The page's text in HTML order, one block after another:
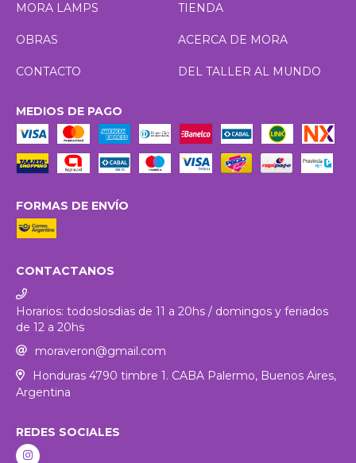
MORA LAMPS
TIENDA
OBRAS ACERCA DE MORA
CONTACTO DEL TALLER AL MUNDO
MEDIOS DE PAGO
FORMAS DE ENVÍO
CONTACTANOS
Horarios: todoslosdias de 11 a 20hs / domingos y feriados
de 12 a 20hs
moraveron@gmail.com
Honduras 4790 timbre 1. CABA Palermo, Buenos Aires,
Argentina
REDES SOCIALES